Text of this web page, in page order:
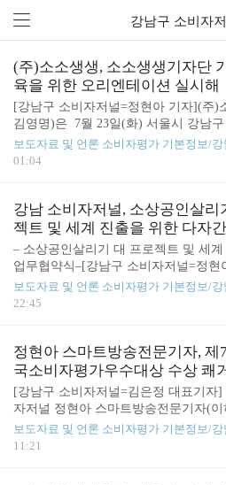
강남구 소비자
(주)소소생생, 소소생생기자단
육을 위한 오리엔테이션 실시해
[강남구 소비자저널=정현아 기자](주)
김영명)은 7월 23일(화) 서울시 강남
생 본사에서 강남구 소비자저널 김은
빙해 소소생생기자단 기자양성교육을
(주)소소생생은 소상공인이 대주주이
언스의 원리와 애플의 원리에 근거하고
실천하는 데 앞장서며, 전세계 소상공
드하는 차세대 플렛폼 선도기업이다.
기자단 기자양성교육을 위한 오리엔테
실습 후 조정민이사는 "오늘 처음으
간에 짧은 시간에 배웠는데.. 해보니까
도움..
보도자료 및 언론 소비자평가 기본정보/강
01:04
강남 소비자저널, 소상공인살리
젝트 및 세계 진출을 위한 다자
무협약식 개최해
– 소상공인살리기 대 프로젝트 및 세
업무협약식–[강남구 소비자저널=정현
소생생(대표 김영명)은 7월 17일(수)
재 (주)소소생생 본사에서 소상공인살
표이사 김영수), (주)소소생생(대표 김
Z GALAXIES GLOBAL &
오승용), 강남구 소비자저널(발행인 김
이해와 신뢰를 바탕으로 협력하고자 업
각각 서명했다.강남구 소비자저널 김은
"으늘 역사적인 다자간 업무협약식이
으로 우리 언론은 멕스젠테트놀로지 그
보도자료 및 언론 소비자평가 기본정보/강
22:45
정현아 스마트방송전문기자, 제
국소비자평가우수대상 수상 쾌
[강남구 소비자저널=김은정 대표기자]
자저널 정현아 스마트방송전문기자(
2024 제7회 ESM 대한민국소비자평가
식에서 '언론/스마트방송기자' 부문에
보도자료 및 언론 소비자평가 기본정보/강
11:21